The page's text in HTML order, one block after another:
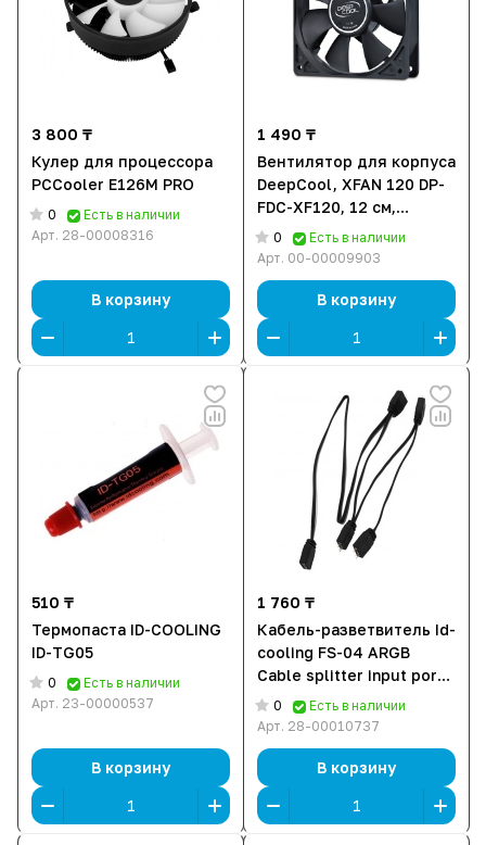
3 800 ₸
Кулер для процессора
PCCooler E126M PRO
0
Есть в наличии
Арт. 28-00008316
В корзину
1 490 ₸
Вентилятор для корпуса
DeepCool, XFAN 120 DP-
FDC-XF120, 12 см,
черный
0
Есть в наличии
Арт. 00-00009903
В корзину
510 ₸
Термопаста ID-COOLING
ID-TG05
0
Есть в наличии
Арт. 23-00000537
В корзину
1 760 ₸
Кабель-разветвитель Id-
cooling FS-04 ARGB
Cable splitter input port
1x3pin, output port
3x3pin
0
Есть в наличии
Арт. 28-00010737
В корзину